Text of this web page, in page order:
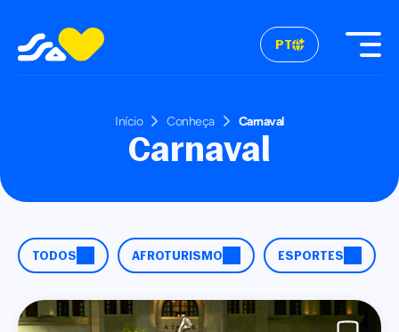
PT
Início Conheça Carnaval
Carnaval
TODOS AFROTURISMO ESPORTES